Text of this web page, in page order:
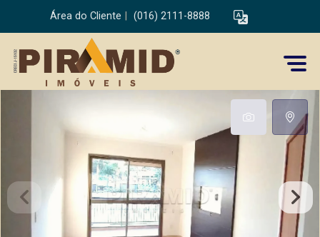
Área do Cliente (016) 2111-8888